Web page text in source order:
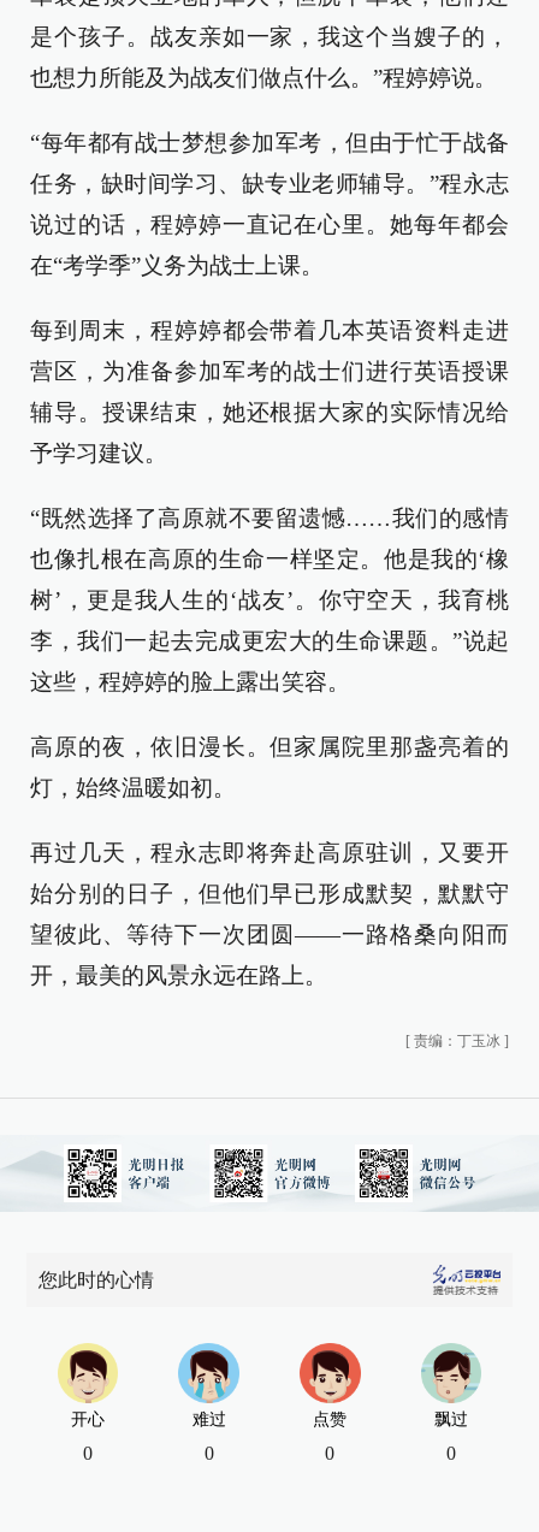
是个孩子。战友亲如一家，我这个当嫂子的，
也想力所能及为战友们做点什么。”程婷婷说。
“每年都有战士梦想参加军考，但由于忙于战备
任务，缺时间学习、缺专业老师辅导。”程永志
说过的话，程婷婷一直记在心里。她每年都会
在“考学季”义务为战士上课。
每到周末，程婷婷都会带着几本英语资料走进
营区，为准备参加军考的战士们进行英语授课
辅导。授课结束，她还根据大家的实际情况给
予学习建议。
“既然选择了高原就不要留遗憾……我们的感情
也像扎根在高原的生命一样坚定。他是我的‘橡
树’，更是我人生的‘战友’。你守空天，我育桃
李，我们一起去完成更宏大的生命课题。”说起
这些，程婷婷的脸上露出笑容。
高原的夜，依旧漫长。但家属院里那盏亮着的
灯，始终温暖如初。
再过几天，程永志即将奔赴高原驻训，又要开
始分别的日子，但他们早已形成默契，默默守
望彼此、等待下一次团圆——一路格桑向阳而
开，最美的风景永远在路上。
[ 责编：丁玉冰 ]
您此时的心情
开心
0
难过
0
点赞
0
飘过
0